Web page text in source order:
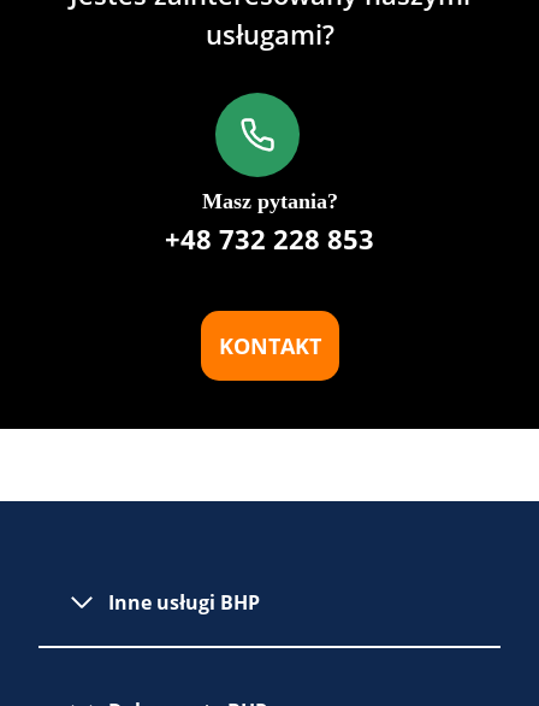
usługami?
Masz pytania?
+48 732 228 853
KONTAKT
Inne usługi BHP